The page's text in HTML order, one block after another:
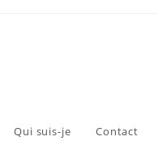
Qui suis-je Contact